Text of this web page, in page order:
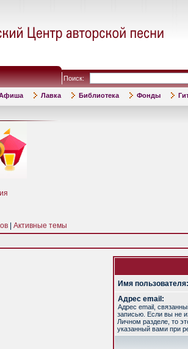
Поиск:
Лавка Библиотека Фонды
Активные темы
Имя пользователя:
Адрес email:
Адрес email,
записью. Если вы не
Личном разделе, то
указанный вами при